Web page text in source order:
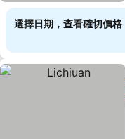
選擇日期，查看確切價格